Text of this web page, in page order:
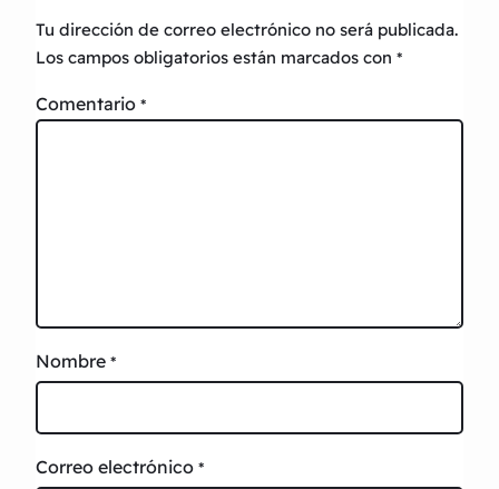
Tu dirección de correo electrónico no será publicada.
Los campos obligatorios están marcados con *
Comentario *
Nombre *
Correo electrónico *